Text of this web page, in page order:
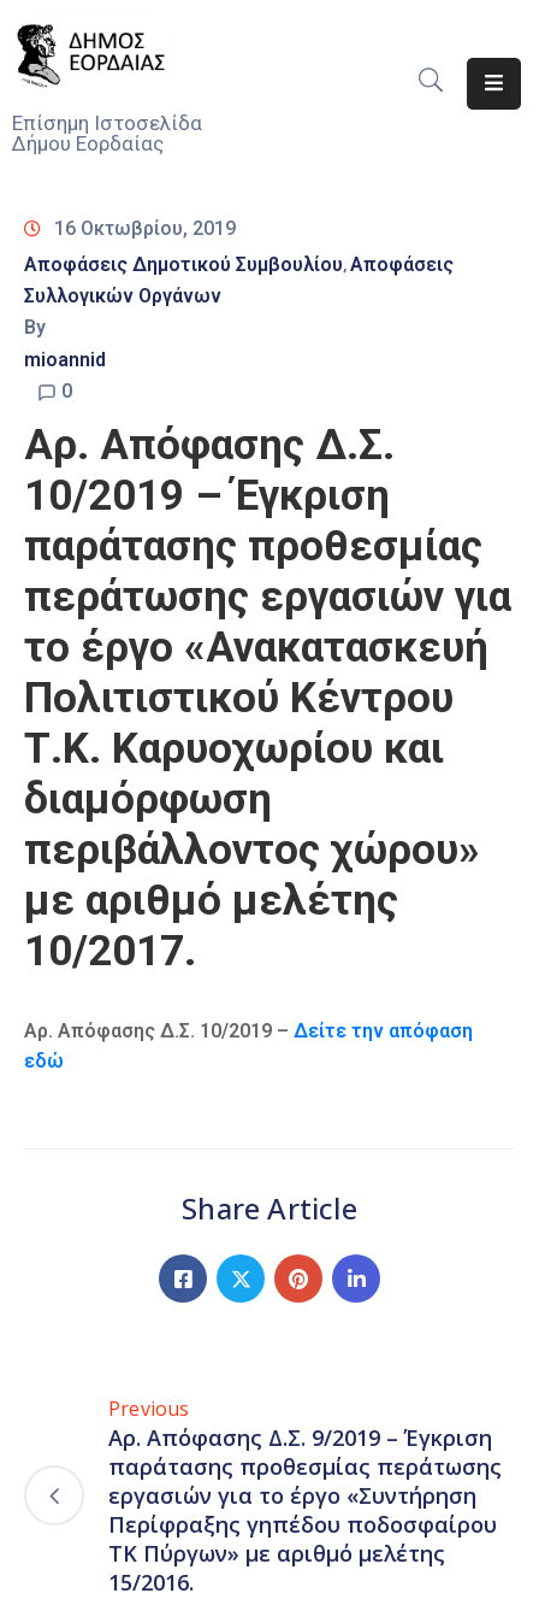
Επίσημη Ιστοσελίδα
Δήμου Εορδαίας
Νέα
Υπηρεσίες
Του
Δήμου
Αποφάσεις
Τηλέφωνα
Καιρός
16 Οκτωβρίου, 2019
Αποφάσεις Δημοτικού Συμβουλίου‚Αποφάσεις
Συλλογικών Οργάνων
By
mioannid
0
Αρ. Απόφασης Δ.Σ.
10/2019 – Έγκριση
παράτασης προθεσμίας
περάτωσης εργασιών για
το έργο «Ανακατασκευή
Πολιτιστικού Κέντρου
Τ.Κ. Καρυοχωρίου και
διαμόρφωση
περιβάλλοντος χώρου»
με αριθμό μελέτης
10/2017.
Αρ. Απόφασης Δ.Σ. 10/2019 – Δείτε την απόφαση
εδώ
Share Article
Previous
Αρ. Απόφασης Δ.Σ. 9/2019 – Έγκριση
παράτασης προθεσμίας περάτωσης
εργασιών για το έργο «Συντήρηση
Περίφραξης γηπέδου ποδοσφαίρου
ΤΚ Πύργων» με αριθμό μελέτης
15/2016.